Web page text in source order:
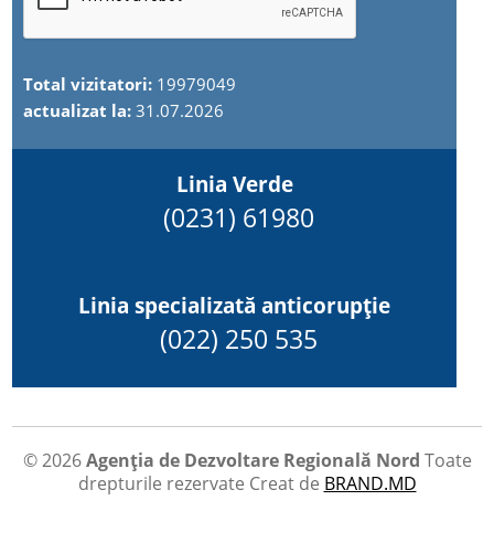
Total vizitatori: 19979049
actualizat la:31.07.2026
Linia Verde
(0231) 61980
Linia specializată anticorupție
(022) 250 535
© 2026Agenția de Dezvoltare Regională Nord Toate
drepturile rezervate Creat de BRAND.MD